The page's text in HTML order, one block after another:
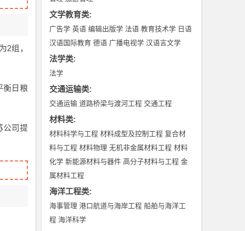
2组，
衡日粮
公司提
文学教育类:
广告学 英语 编辑出版学 法语 教育技术学 日语
汉语国际教育 德语 广播电视学 汉语言文学
法学类:
法学
交通运输类:
交通运输 道路桥梁与渡河工程 交通工程
材料类:
材料科学与工程 材料成型及控制工程 复合材
料与工程 材料物理 无机非金属材料工程 材料
化学 新能源材料与器件 高分子材料与工程 金
属材料工程
海洋工程类:
海事管理 港口航道与海岸工程 船舶与海洋工
程 海洋科学